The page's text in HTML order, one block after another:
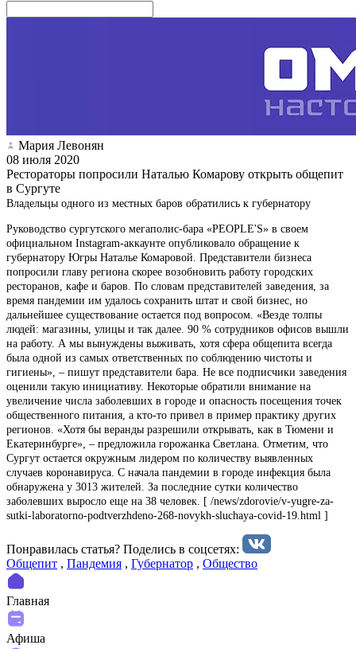
Мария Левонян
08 июля 2020
Рестораторы попросили Наталью Комарову открыть общепит
в Сургуте
Владельцы одного из местных баров обратились к губернатору
Руководство сургутского мегаполис-бара «PEOPLE'S» в своем
официальном Instagram-аккаунте опубликовало обращение к
губернатору Югры Наталье Комаровой. Представители бизнеса
попросили главу региона скорее возобновить работу городских
ресторанов, кафе и баров. По словам представителей заведения, за
время пандемии им удалось сохранить штат и свой бизнес, но
дальнейшее существование остается под вопросом. «Везде толпы
людей: магазины, улицы и так далее. 90 % сотрудников офисов вышли
на работу. А мы вынуждены выживать, хотя сфера общепита всегда
была одной из самых ответственных по соблюдению чистоты и
гигиены», – пишут представители бара. Не все подписчики заведения
оценили такую инициативу. Некоторые обратили внимание на
увеличение числа заболевших в городе и опасность посещения точек
общественного питания, а кто-то привел в пример практику других
регионов. «Хотя бы веранды разрешили открывать, как в Тюмени и
Екатеринбурге», – предложила горожанка Светлана. Отметим, что
Сургут остается окружным лидером по количеству выявленных
случаев коронавируса. С начала пандемии в городе инфекция была
обнаружена у 3013 жителей. За последние сутки количество
заболевших выросло еще на 38 человек. [ /news/zdorovie/v-yugre-za-
sutki-laboratorno-podtverzhdeno-268-novykh-sluchaya-covid-19.html ]
Понравилась статья? Поделиcь в соцсетях:
Общепит , Пандемия , Губернатор , Общество
Главная
Афиша